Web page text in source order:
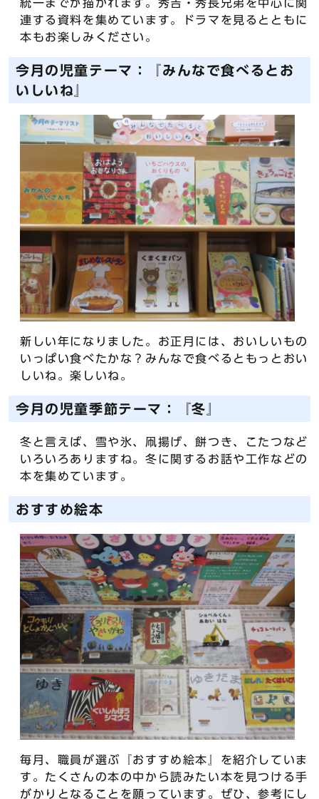
統一までが描かれます。秀吉・秀長兄弟を中心に関
連する資料を集めています。ドラマを見るとともに
本もお楽しみください。
今月の児童テーマ：『みんなで食べるとお
いしいね』
新しい年になりました。お正月には、おいしいもの
いっぱい食べたかな？みんなで食べるともっとおい
しいね。楽しいね。
今月の児童季節テーマ：『冬』
冬と言えば、雪や氷、凧揚げ、餅つき、こたつなど
いろいろありますね。冬に関するお話や工作などの
本を集めています。
おすすめ絵本
毎月、職員が選ぶ『おすすめ絵本』を紹介していま
す。たくさんの本の中から読みたい本を見つける手
がかりとなることを願っています。ぜひ、参考にし